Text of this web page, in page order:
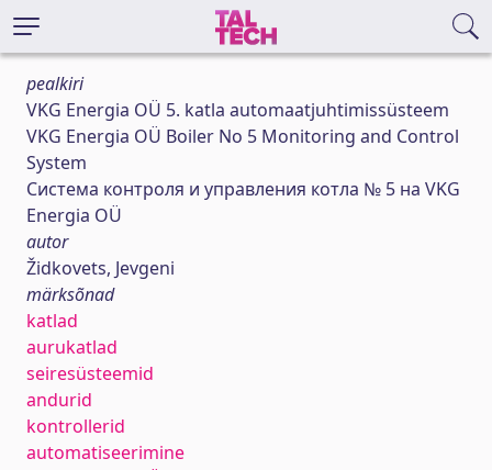
pealkiri
VKG Energia OÜ 5. katla automaatjuhtimissüsteem
VKG Energia OÜ Boiler No 5 Monitoring and Control
System
Система контроля и управления котла № 5 на VKG
Energia OÜ
autor
Židkovets, Jevgeni
märksõnad
katlad
aurukatlad
seiresüsteemid
andurid
kontrollerid
automatiseerimine